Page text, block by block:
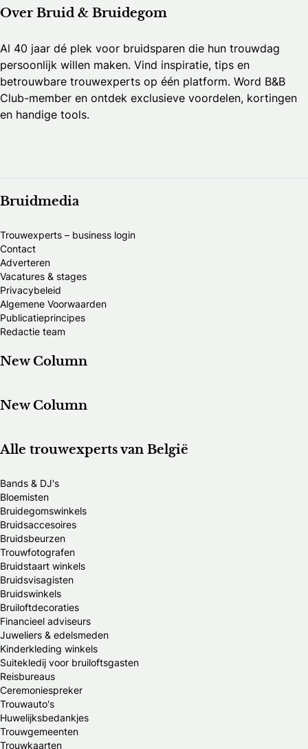
Over Bruid & Bruidegom
Al 40 jaar dé plek voor bruidsparen die hun trouwdag
persoonlijk willen maken. Vind inspiratie, tips en
betrouwbare trouwexperts op één platform. Word B&B
Club-member en ontdek exclusieve voordelen, kortingen
en handige tools.
Bruidmedia
Trouwexperts – business login
Contact
Adverteren
Vacatures & stages
Privacybeleid
Algemene Voorwaarden
Publicatieprincipes
Redactie team
New Column
New Column
Alle trouwexperts van België
Bands & DJ's
Bloemisten
Bruidegomswinkels
Bruidsaccesoires
Bruidsbeurzen
Trouwfotografen
Bruidstaart winkels
Bruidsvisagisten
Bruidswinkels
Bruiloftdecoraties
Financieel adviseurs
Juweliers & edelsmeden
Kinderkleding winkels
Suitekledij voor bruiloftsgasten
Reisbureaus
Ceremoniespreker
Trouwauto's
Huwelijksbedankjes
Trouwgemeenten
Trouwkaarten